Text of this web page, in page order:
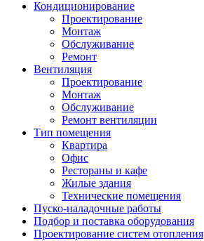
Кондиционирование
Проектирование
Монтаж
Обслуживание
Ремонт
Вентиляция
Проектирование
Монтаж
Обслуживание
Ремонт вентиляции
Тип помещения
Квартира
Офис
Рестораны и кафе
Жилые здания
Технические помещения
Пуско-наладочные работы
Подбор и поставка оборудования
Проектирование систем отопления